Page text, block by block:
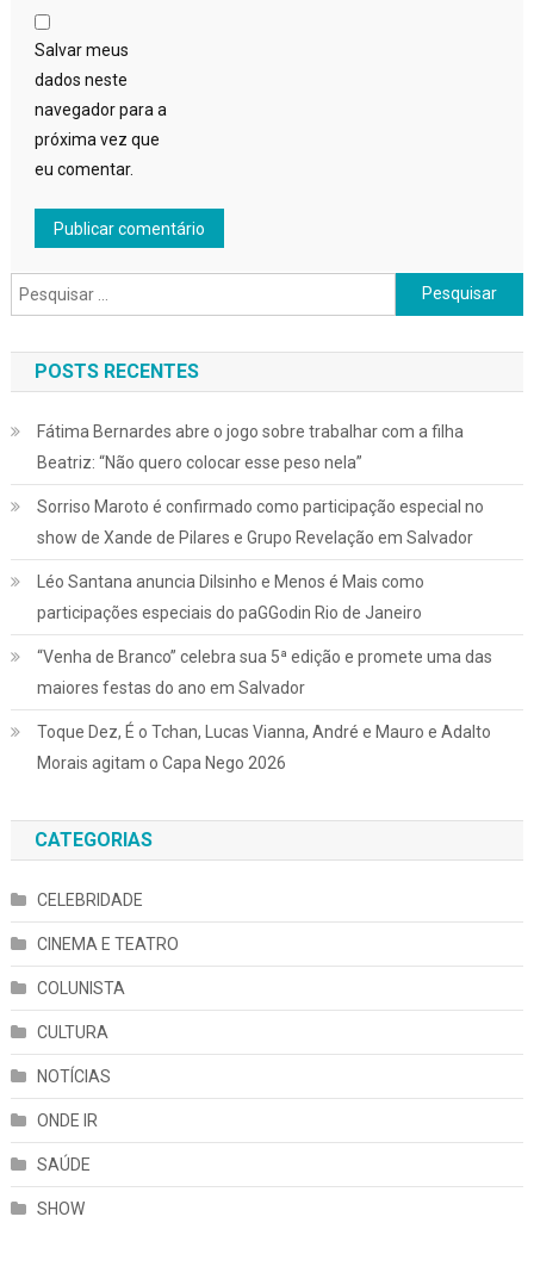
Salvar meus
dados neste
navegador para a
próxima vez que
eu comentar.
Pesquisar
por:
POSTS RECENTES
Fátima Bernardes abre o jogo sobre trabalhar com a filha
Beatriz: “Não quero colocar esse peso nela”
Sorriso Maroto é confirmado como participação especial no
show de Xande de Pilares e Grupo Revelação em Salvador
Léo Santana anuncia Dilsinho e Menos é Mais como
participações especiais do paGGodin Rio de Janeiro
“Venha de Branco” celebra sua 5ª edição e promete uma das
maiores festas do ano em Salvador
Toque Dez, É o Tchan, Lucas Vianna, André e Mauro e Adalto
Morais agitam o Capa Nego 2026
CATEGORIAS
CELEBRIDADE
CINEMA E TEATRO
COLUNISTA
CULTURA
NOTÍCIAS
ONDE IR
SAÚDE
SHOW